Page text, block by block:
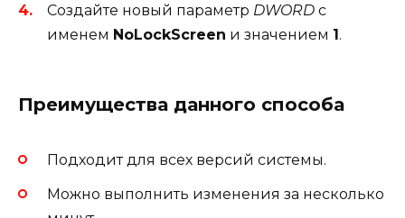
Создайте новый параметр DWORD с
именем NoLockScreen и значением 1.
Преимущества данного способа
Подходит для всех версий системы.
Можно выполнить изменения за несколько